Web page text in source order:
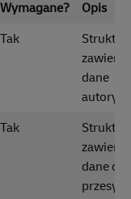
Wymagane?
Opis
Tak
dane
Tak
dane o